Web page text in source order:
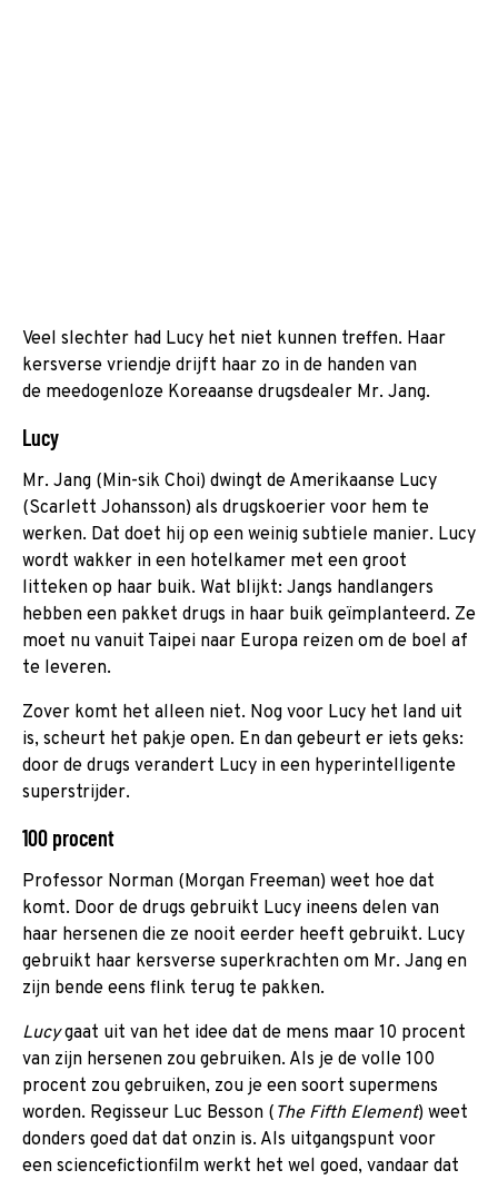
Veel slechter had Lucy het niet kunnen treffen. Haar
kersverse vriendje drijft haar zo in de handen van
de meedogenloze Koreaanse drugsdealer Mr. Jang.
Lucy
Mr. Jang (Min-sik Choi) dwingt de Amerikaanse Lucy
(Scarlett Johansson) als drugskoerier voor hem te
werken. Dat doet hij op een weinig subtiele manier. Lucy
wordt wakker in een hotelkamer met een groot
litteken op haar buik. Wat blijkt: Jangs handlangers
hebben een pakket drugs in haar buik geïmplanteerd. Ze
moet nu vanuit Taipei naar Europa reizen om de boel af
te leveren.
Zover komt het alleen niet. Nog voor Lucy het land uit
is, scheurt het pakje open. En dan gebeurt er iets geks:
door de drugs verandert Lucy in een hyperintelligente
superstrijder.
100 procent
Professor Norman (Morgan Freeman) weet hoe dat
komt. Door de drugs gebruikt Lucy ineens delen van
haar hersenen die ze nooit eerder heeft gebruikt. Lucy
gebruikt haar kersverse superkrachten om Mr. Jang en
zijn bende eens flink terug te pakken.
Lucygaat uit van het idee dat de mens maar 10 procent
van zijn hersenen zou gebruiken. Als je de volle 100
procent zou gebruiken, zou je een soort supermens
worden. Regisseur Luc Besson ( The Fifth Element) weet
donders goed dat dat onzin is. Als uitgangspunt voor
een sciencefictionfilm werkt het wel goed, vandaar dat